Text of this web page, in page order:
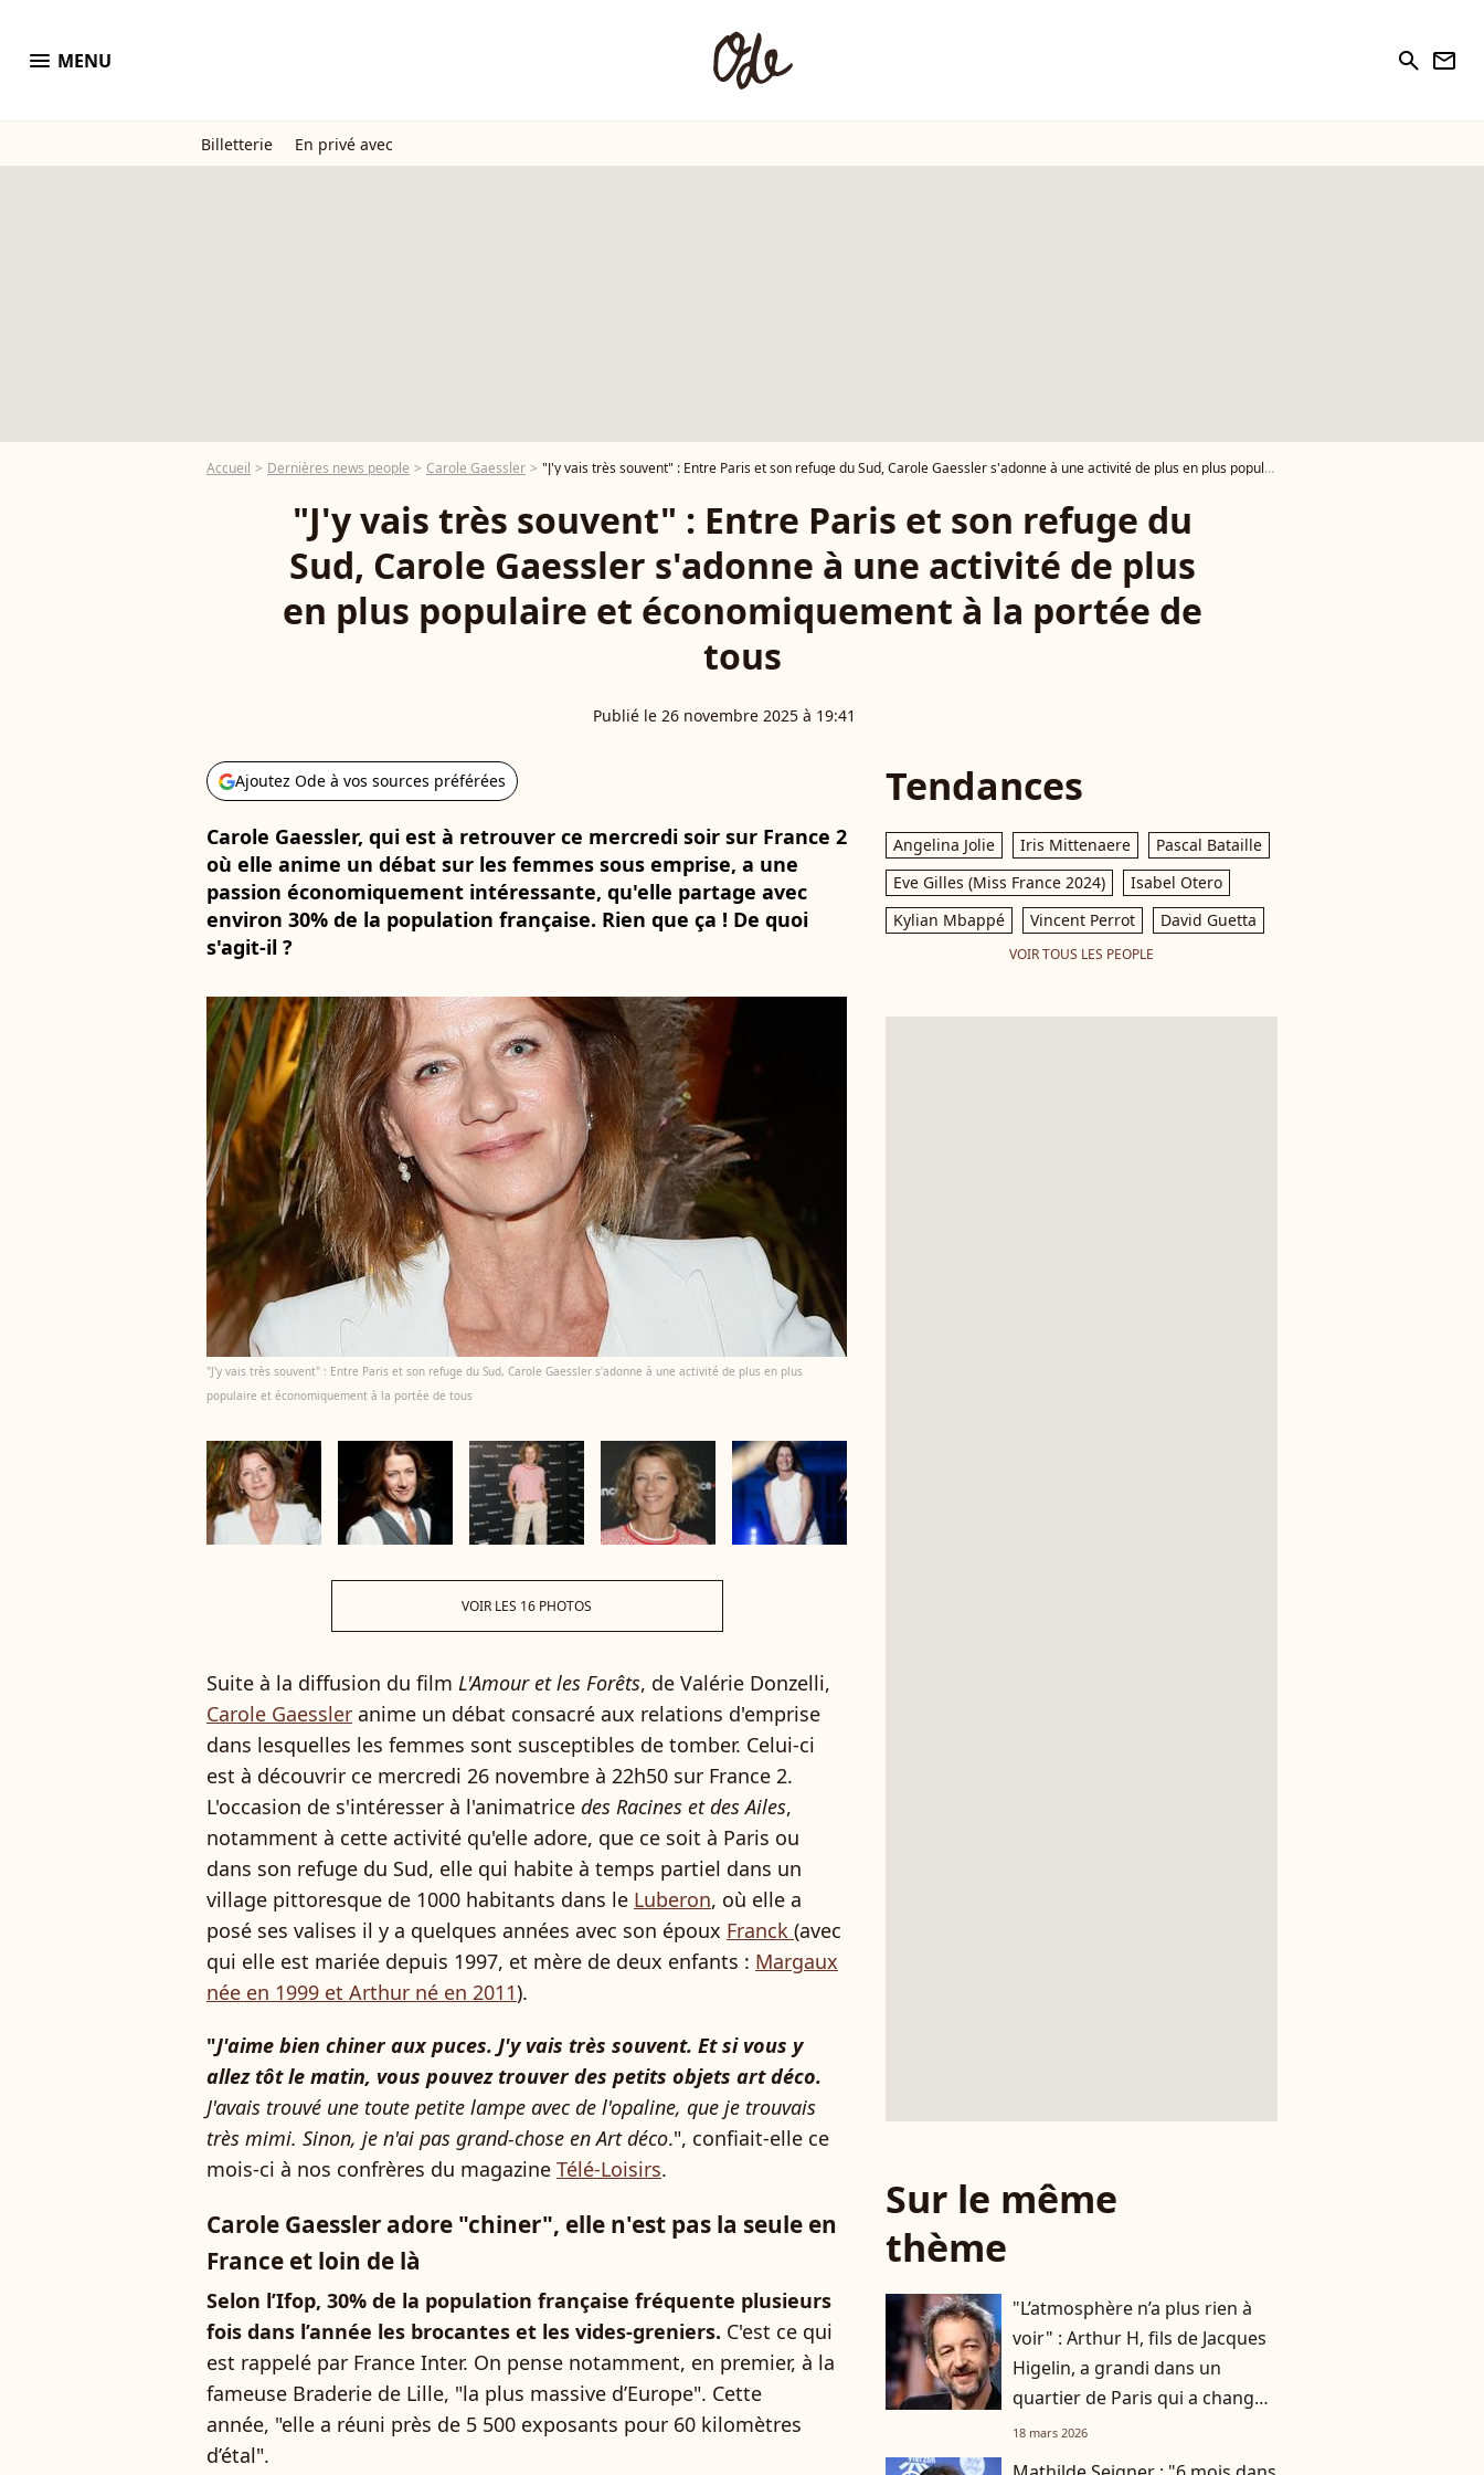
menu MENU search newsletter
Billetterie En privé avec
Accueil Dernières news people Carole Gaessler "J'y vais très souvent" : Entre Paris et son refuge du Sud, Carole Gaessler s'adonne à une activité de plus en plus populaire et économiquement à la portée de tous
"J'y vais très souvent" : Entre Paris et son refuge du
Sud, Carole Gaessler s'adonne à une activité de plus
en plus populaire et économiquement à la portée de
tous
Publié le 26 novembre 2025 à 19:41
Ajoutez Ode à vos sources préférées
Carole Gaessler, qui est à retrouver ce mercredi soir sur France 2
où elle anime un débat sur les femmes sous emprise, a une
passion économiquement intéressante, qu'elle partage avec
environ 30% de la population française. Rien que ça ! De quoi
s'agit-il ?
"J'y vais très souvent" : Entre Paris et son refuge du Sud, Carole Gaessler s'adonne à une activité de plus en plus
populaire et économiquement à la portée de tous
VOIR LES 16 PHOTOS
Suite à la diffusion du film L'Amour et les Forêts, de Valérie Donzelli,
Carole Gaessler anime un débat consacré aux relations d'emprise
dans lesquelles les femmes sont susceptibles de tomber. Celui-ci
est à découvrir ce mercredi 26 novembre à 22h50 sur France 2.
L'occasion de s'intéresser à l'animatrice des Racines et des Ailes,
notamment à cette activité qu'elle adore, que ce soit à Paris ou
dans son refuge du Sud, elle qui habite à temps partiel dans un
village pittoresque de 1000 habitants dans le Luberon, où elle a
posé ses valises il y a quelques années avec son époux Franck (avec
qui elle est mariée depuis 1997, et mère de deux enfants : Margaux
née en 1999 et Arthur né en 2011).
"J'aime bien chiner aux puces. J'y vais très souvent. Et si vous y
allez tôt le matin, vous pouvez trouver des petits objets art déco.
J'avais trouvé une toute petite lampe avec de l'opaline, que je trouvais
très mimi. Sinon, je n'ai pas grand-chose en Art déco.", confiait-elle ce
mois-ci à nos confrères du magazine Télé-Loisirs.
Carole Gaessler adore "chiner", elle n'est pas la seule en
France et loin de là
Selon l’Ifop, 30% de la population française fréquente plusieurs
fois dans l’année les brocantes et les vides-greniers. C'est ce qui
est rappelé par France Inter. On pense notamment, en premier, à la
fameuse Braderie de Lille, "la plus massive d’Europe". Cette
année, "elle a réuni près de 5 500 exposants pour 60 kilomètres
d’étal".
Tendances
Angelina Jolie Iris Mittenaere
Pascal Bataille
Eve Gilles (Miss France 2024)
Isabel Otero
Kylian Mbappé
Vincent Perrot David Guetta
VOIR TOUS LES PEOPLE
Sur le même
thème
"L’atmosphère n’a plus rien à
voir" : Arthur H, fils de Jacques
Higelin, a grandi dans un
quartier de Paris qui a changé
du tout au tout
18 mars 2026